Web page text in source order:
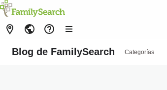
Blog de FamilySearch Categorías